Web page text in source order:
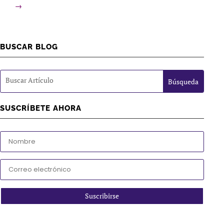
→
BUSCAR BLOG
SUSCRÍBETE AHORA
Suscribirse